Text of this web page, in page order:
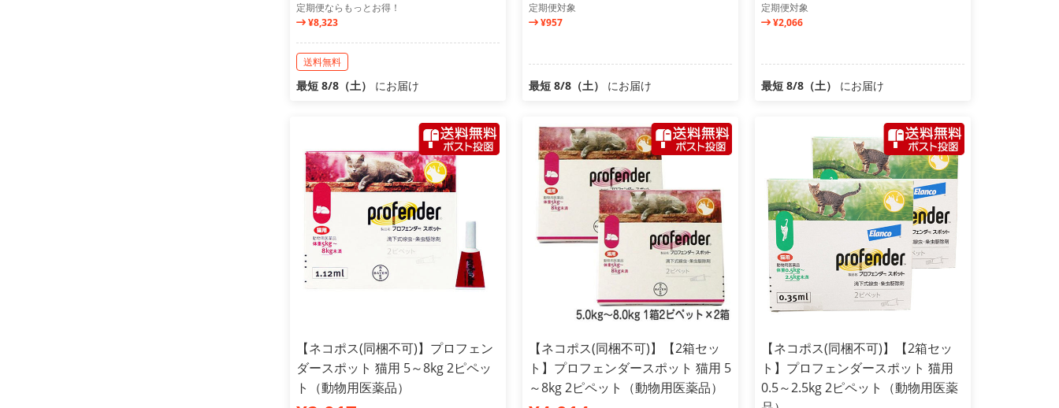
定期便ならもっとお得！
¥8,323
送料無料
最短 8/8（土） にお届け
定期便対象
¥957
最短 8/8（土） にお届け
定期便対象
¥2,066
最短 8/8（土） にお届け
【ネコポス(同梱不可)】プロフェン
ダースポット 猫用 5～8kg 2ピペッ
ト（動物用医薬品）
【ネコポス(同梱不可)】【2箱セッ
ト】プロフェンダースポット 猫用 5
～8kg 2ピペット（動物用医薬品）
【ネコポス(同梱不可)】【2箱セッ
ト】プロフェンダースポット 猫用
0.5～2.5kg 2ピペット（動物用医薬